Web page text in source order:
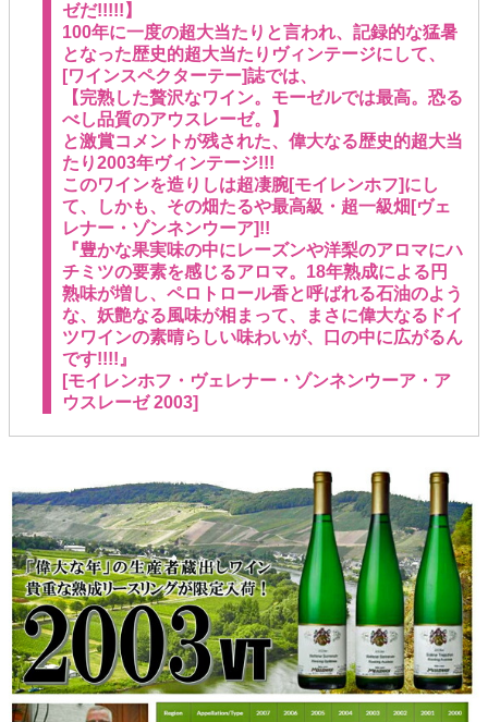
ゼだ!!!!!】
100年に一度の超大当たりと言われ、記録的な猛暑
となった歴史的超大当たりヴィンテージにして、
[ワインスペクターテー]誌では、
【完熟した贅沢なワイン。モーゼルでは最高。恐る
べし品質のアウスレーゼ。】
と激賞コメントが残された、偉大なる歴史的超大当
たり2003年ヴィンテージ!!!
このワインを造りしは超凄腕[モイレンホフ]にし
て、しかも、その畑たるや最高級・超一級畑[ヴェ
レナー・ゾンネンウーア]!!
『豊かな果実味の中にレーズンや洋梨のアロマにハ
チミツの要素を感じるアロマ。18年熟成による円
熟味が増し、ペロトロール香と呼ばれる石油のよう
な、妖艶なる風味が相まって、まさに偉大なるドイ
ツワインの素晴らしい味わいが、口の中に広がるん
です!!!!』
[モイレンホフ・ヴェレナー・ゾンネンウーア・ア
ウスレーゼ 2003]